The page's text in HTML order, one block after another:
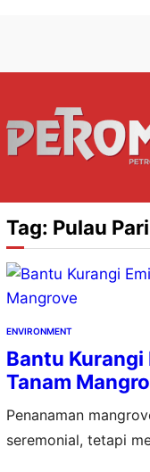
konten
content
Tag: Pulau Pari
ENVIRONMENT
Bantu Kurangi
Tanam
Penanaman
seremonial, tetapi